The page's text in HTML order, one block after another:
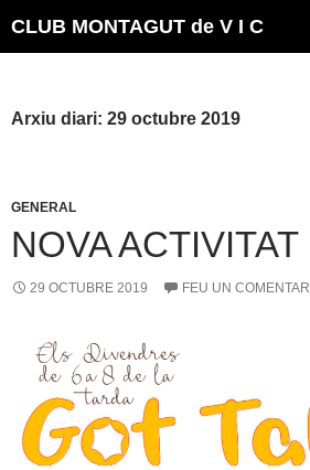
CLUB MONTAGUT de V I C
Arxiu diari: 29 octubre 2019
GENERAL
NOVA ACTIVITAT
29 OCTUBRE 2019 FEU UN COMENTARI